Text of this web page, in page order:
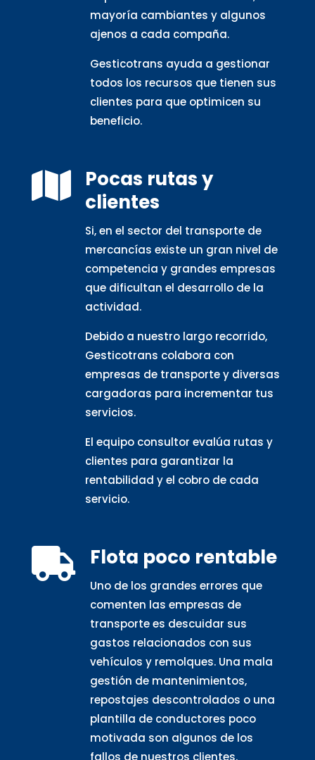
mayoría cambiantes y algunos
ajenos a cada compaña.
Gesticotrans ayuda a gestionar
todos los recursos que tienen sus
clientes para que optimicen su
beneficio.

Pocas rutas y
clientes
Si, en el sector del transporte de
mercancías existe un gran nivel de
competencia y grandes empresas
que dificultan el desarrollo de la
actividad.
Debido a nuestro largo recorrido,
Gesticotrans colabora con
empresas de transporte y diversas
cargadoras para incrementar tus
servicios.
El equipo consultor evalúa rutas y
clientes para garantizar la
rentabilidad y el cobro de cada
servicio.
 Flota poco rentable
Uno de los grandes errores que
comenten las empresas de
transporte es descuidar sus
gastos relacionados con sus
vehículos y remolques. Una mala
gestión de mantenimientos,
repostajes descontrolados o una
plantilla de conductores poco
motivada son algunos de los
fallos de nuestros clientes.